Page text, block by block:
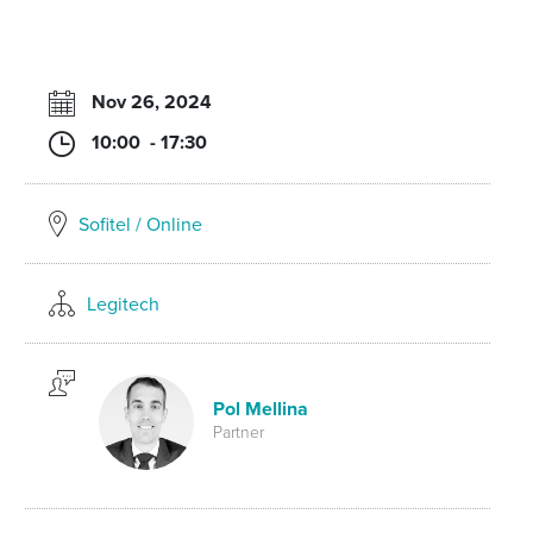
Nov 26, 2024
10:00 - 17:30
Sofitel / Online
Legitech
Pol Mellina
Partner